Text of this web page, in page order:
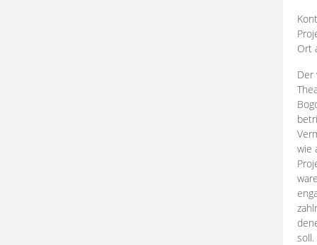
Ort
Der
wie
zahlr
soll.